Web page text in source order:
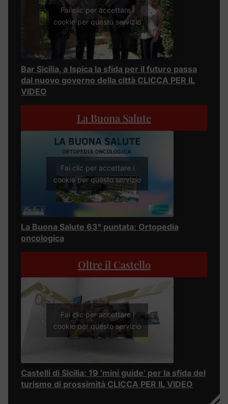
Fai clic per accettare i
cookie per questo servizio
Bar Sicilia, a Ispica la sfida per il futuro passa
dal nuovo governo della città CLICCA PER IL
VIDEO
La Buona Salute
Fai clic per accettare i
cookie per questo servizio
La Buona Salute 63° puntata: Ortopedia
oncologica
Oltre il Castello
Fai clic per accettare i
cookie per questo servizio
Castelli di Sicilia: 19 ‘mini guide’ per la sfida del
turismo di prossimità CLICCA PER IL VIDEO